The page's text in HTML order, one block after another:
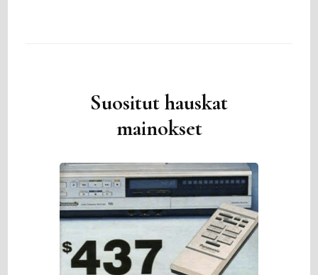
Suositut hauskat
mainokset